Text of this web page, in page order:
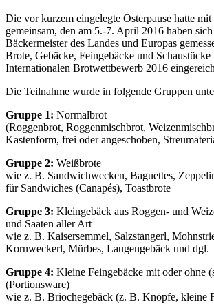
Die vor kurzem eingelegte Osterpause hatte mit
gemeinsam, den am 5.-7. April 2016 haben
Bäckermeister des Landes und Europas
Brote, Gebäcke, Feingebäcke und
Internationalen Brotwettbewerb 2016
Die Teilnahme wurde in folgende Gruppen
Gruppe 1: Normalbrot
(Roggenbrot, Roggenmischbrot,
Kastenform, frei oder angeschoben,
Gruppe 2: Weißbrote
wie z. B. Sandwichwecken, Baguettes,
für Sandwiches (Canapés), Toastbrote
Gruppe 3: Kleingebäck aus Roggen- und
und Saaten aller Art
wie z. B. Kaisersemmel, Salzstangerl,
Kornweckerl, Mürbes, Laugengebäck und dgl.
Gruppe 4: Kleine Feingebäcke mit oder ohne
(Portionsware)
wie z. B. Briochegebäck (z. B. Knöpfe, kleine